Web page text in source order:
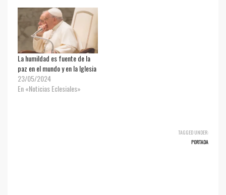
La humildad es fuente de la
paz en el mundo y en la Iglesia
23/05/2024
En «Noticias Eclesiales»
TAGGED UNDER:
PORTADA